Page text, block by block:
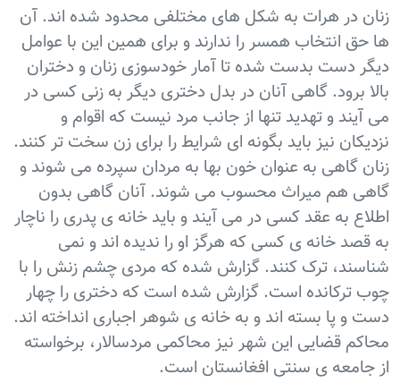
زنان در هرات به شکل های مختلفی محدود شده اند. آن
ها حق انتخاب همسر را ندارند و برای همين اين با عوامل
ديگر دست بدست شده تا آمار خودسوزی زنان و دختران
بالا برود. گاهی آنان در بدل دختری ديگر به زنی کسی در
می آيند و تهديد تنها از جانب مرد نيست که اقوام و
نزديکان نيز بايد بگونه ای شرايط را برای زن سخت تر کنند.
زنان گاهی به عنوان خون بها به مردان سپرده می شوند و
گاهی هم ميراث محسوب می شوند. آنان گاهی بدون
اطلاع به عقد کسی در می آيند و بايد خانه ی پدری را ناچار
به قصد خانه ی کسی که هرگز او را نديده اند و نمی
شناسند، ترک کنند. گزارش شده که مردی چشم زنش را با
چوب ترکانده است. گزارش شده است که دختری را چهار
دست و پا بسته اند و به خانه ی شوهر اجباری انداخته اند.
محاکم قضايی اين شهر نيز محاکمی مردسالار، برخواسته
از جامعه ی سنتی افغانستان است.